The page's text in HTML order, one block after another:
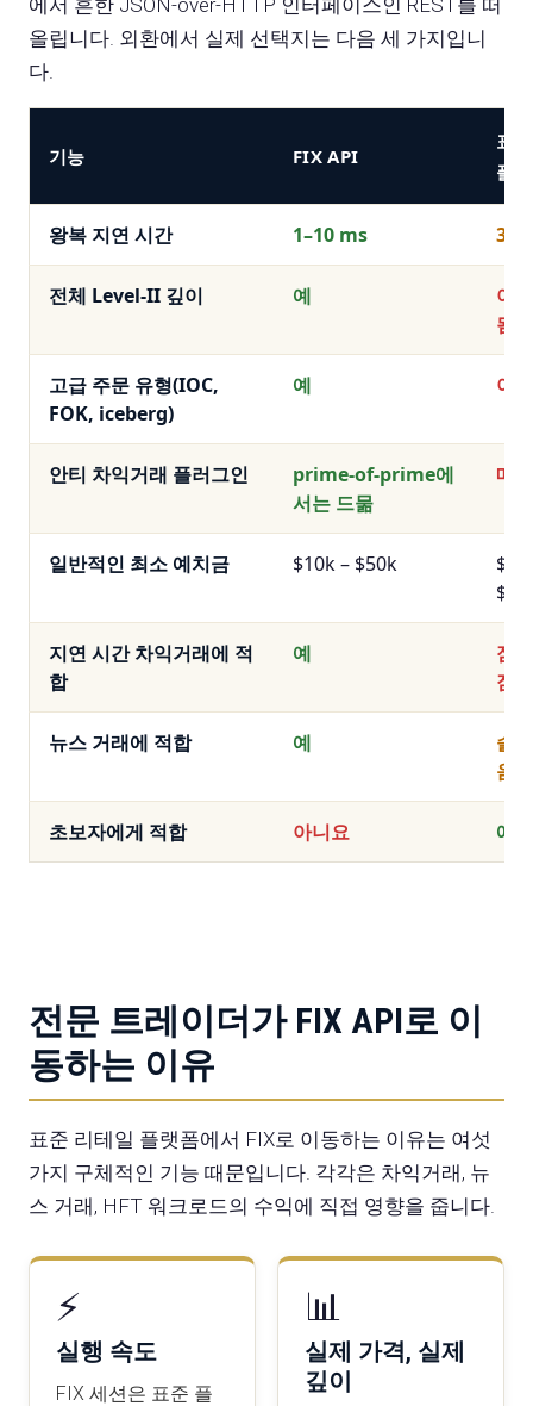
에서 흔한 JSON-over-HTTP 인터페이스인 REST를 떠
올립니다. 외환에서 실제 선택지는 다음 세 가지입니
다.
기능 FIX API
표
플
왕복 지연 시간 1–10 ms
전체 Level-II 깊이 예
아
됨)
고급 주문 유형(IOC,
FOK, iceberg)
예 아
안티 차익거래 플러그인
prime-of-prime에
서는 드묾
매
일반적인 최소 예치금 $10k – $50k
지연 시간 차익거래에 적
합
예
점
짐
뉴스 거래에 적합 예
슬
음
초보자에게 적합 아니요 예
전문 트레이더가 FIX API로 이
동하는 이유
표준 리테일 플랫폼에서 FIX로 이동하는 이유는 여섯
가지 구체적인 기능 때문입니다. 각각은 차익거래, 뉴
스 거래, HFT 워크로드의 수익에 직접 영향을 줍니다.
⚡
실행 속도
FIX 세션은 표준 플
📊
실제 가격, 실제
깊이